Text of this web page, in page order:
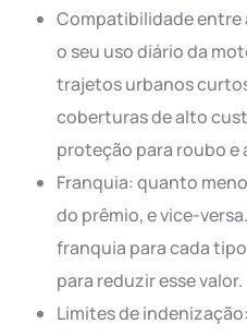
Compatibilidade entre
o seu uso diário da
trajetos urbanos
coberturas de alto
proteção para roubo e
Franquia: quanto
do prêmio, e vice-
franquia para cada
para reduzir esse valor.
Limites de